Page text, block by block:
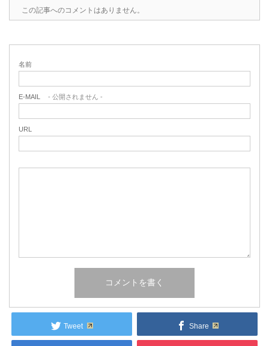
この記事へのコメントはありません。
名前
E-MAIL - 公開されません -
URL
Tweet Share